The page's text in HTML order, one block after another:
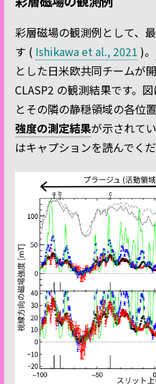
彩層磁場の観測例として、
す ( Ishikawa et al., 2021 )。
とした日米欧共同チームが
CLASP2 の観測結果です。
とその隣の静穏領域の各位
強度の測定結果が示されて
はキャプションを読んでくだ